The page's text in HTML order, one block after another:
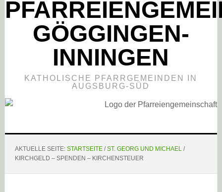
GÖGGINGEN-
INNINGEN
KATHOLISCHE PFARRGEMEINDEN IN
AUGSBURG-SÜD
AKTUELLE SEITE: STARTSEITE / ST. GEORG UND MICHAEL /
KIRCHGELD – SPENDEN – KIRCHENSTEUER